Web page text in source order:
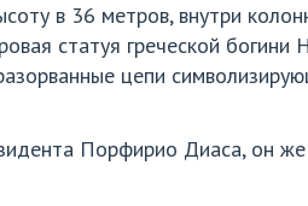
в 36 метров, внутри
статуя греческой богини
цепи
Порфирио Диаса, он